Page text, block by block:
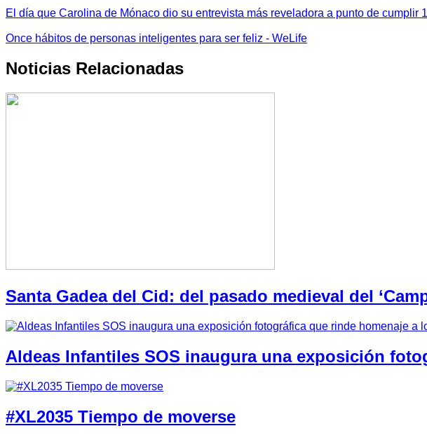
El día que Carolina de Mónaco dio su entrevista más reveladora a punto de cumplir
Once hábitos de personas inteligentes para ser feliz - WeLife
Noticias Relacionadas
Santa Gadea del Cid: del pasado medieval del
Aldeas Infantiles SOS inaugura una exposición
#XL2035 Tiempo de moverse